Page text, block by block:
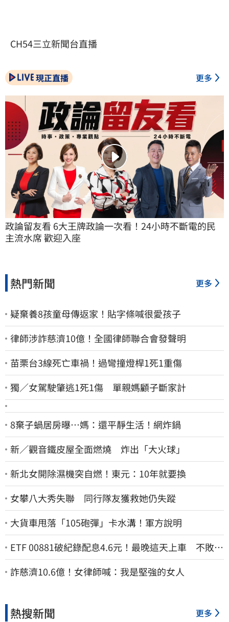
CH54三立新聞台直播
現正直播 更多
政論留友看 6大王牌政論一次看！24小時不斷電的民
主流水席 歡迎入座
熱門新聞 更多
疑棄養8孩童母傳返家！貼字條喊很愛孩子
律師涉詐慈濟10億！全國律師聯合會發聲明
苗栗台3線死亡車禍！過彎撞燈桿1死1重傷
獨／女駕駛肇逃1死1傷 單親媽顧子斷家計
8棄子蝸居房曝⋯媽：還平靜生活！網炸鍋
新／觀音鐵皮屋全面燃燒 炸出「大火球」
新北女開除濕機突自燃！東元：10年就要換
女攀八大秀失聯 同行隊友獲救她仍失蹤
大貨車甩落「105砲彈」卡水溝！軍方說明
ETF 00881破紀錄配息4.6元！最晚這天上車 不敗教
主讚：表現超越0050
詐慈濟10.6億！女律師喊：我是堅強的女人
熱搜新聞 更多